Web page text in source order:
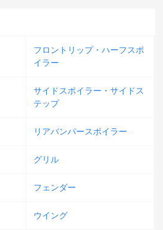
フロントリップ・ハーフスポ
イラー
サイドスポイラー・サイドス
テップ
リアバンパースポイラー
グリル
フェンダー
ウイング